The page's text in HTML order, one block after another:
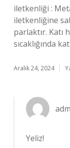
iletkenliği :
iletkenliğine
parlaktır. Katı
sıcaklığında
Aralık 24, 2024
Yeliz!